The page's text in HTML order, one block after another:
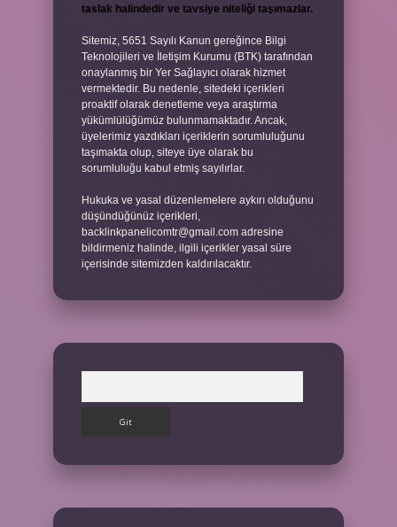
taslak halindedir ve tavsiye niteliği taşımazlar.
Sitemiz, 5651 Sayılı Kanun gereğince Bilgi
Teknolojileri ve İletişim Kurumu (BTK) tarafından
onaylanmış bir Yer Sağlayıcı olarak hizmet
vermektedir. Bu nedenle, sitedeki içerikleri
proaktif olarak denetleme veya araştırma
yükümlülüğümüz bulunmamaktadır. Ancak,
üyelerimiz yazdıkları içeriklerin sorumluluğunu
taşımakta olup, siteye üye olarak bu
sorumluluğu kabul etmiş sayılırlar.
Hukuka ve yasal düzenlemelere aykırı olduğunu
düşündüğünüz içerikleri,
backlinkpanelicomtr@gmail.com adresine
bildirmeniz halinde, ilgili içerikler yasal süre
içerisinde sitemizden kaldırılacaktır.